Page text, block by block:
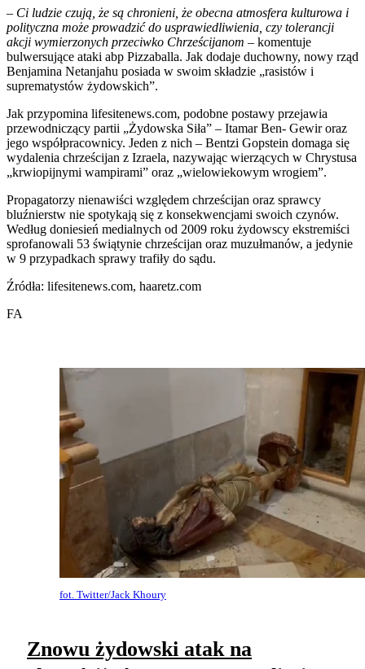
– Ci ludzie czują, że są chronieni, że obecna atmosfera kulturowa i
polityczna może prowadzić do usprawiedliwienia, czy tolerancji
akcji wymierzonych przeciwko Chrześcijanom – komentuje
bulwersujące ataki abp Pizzaballa. Jak dodaje duchowny, nowy rząd
Benjamina Netanjahu posiada w swoim składzie „rasistów i
suprematystów żydowskich”.
Jak przypomina lifesitenews.com, podobne postawy przejawia
przewodniczący partii „Żydowska Siła” – Itamar Ben- Gewir oraz
jego współpracownicy. Jeden z nich – Bentzi Gopstein domaga się
wydalenia chrześcijan z Izraela, nazywając wierzących w Chrystusa
„krwiopijnymi wampirami” oraz „wielowiekowym wrogiem”.
Propagatorzy nienawiści względem chrześcijan oraz sprawcy
bluźnierstw nie spotykają się z konsekwencjami swoich czynów.
Według doniesień medialnych od 2009 roku żydowscy ekstremiści
sprofanowali 53 świątynie chrześcijan oraz muzułmanów, a jedynie
w 9 przypadkach sprawy trafiły do sądu.
Źródła: lifesitenews.com, haaretz.com
FA
fot. Twitter/Jack Khoury
Znowu żydowski atak na